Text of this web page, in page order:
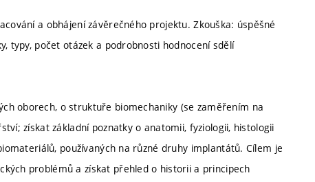
a obhájení závěrečného projektu. Zkouška: úspěšné
typy, počet otázek a podrobnosti hodnocení sdělí
oborech, o struktuře biomechaniky (se zaměřením na
získat základní poznatky o anatomii, fyziologii, histologii
používaných na různé druhy implantátů. Cílem je
problémů a získat přehled o historii a principech